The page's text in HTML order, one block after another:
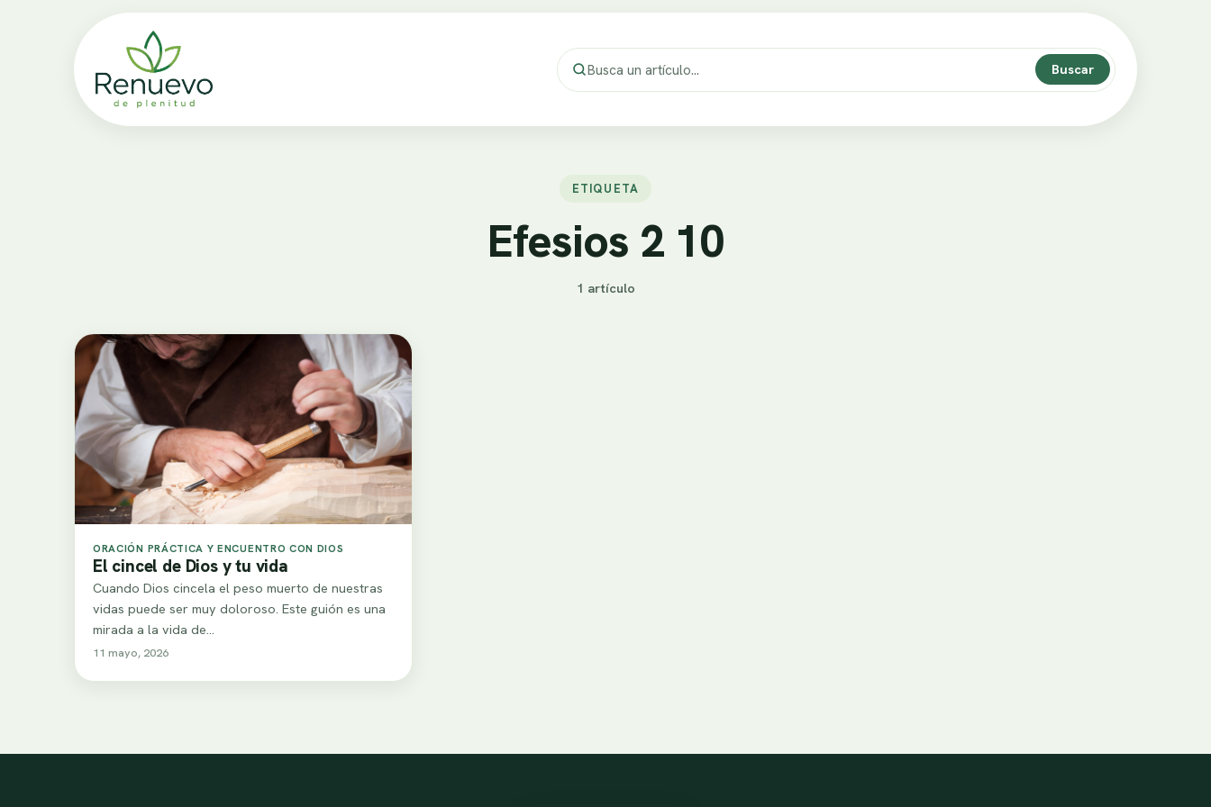
Buscar
ETIQUETA
Efesios 2 10
1 artículo
ORACIÓN PRÁCTICA Y ENCUENTRO CON DIOS
El cincel de Dios y tu vida
Cuando Dios cincela el peso muerto de nuestras
vidas puede ser muy doloroso. Este guión es una
mirada a la vida de…
11 mayo, 2026